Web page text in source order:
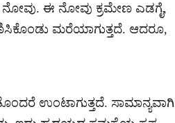
ಈ ನೋವು ಕ್ರಮೇಣ ಎಡಗೈ,
ಮರೆಯಾಗುತ್ತದೆ. ಆದರೂ,
ಉಂಟಾಗುತ್ತದೆ. ಸಾಮಾನ್ಯವಾಗಿ